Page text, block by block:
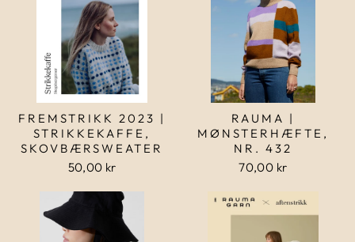
FREMSTRIKK 2023 |
STRIKKEKAFFE,
SKOVBÆRSWEATER
50,00 kr
RAUMA |
MØNSTERHÆFTE,
NR. 432
70,00 kr